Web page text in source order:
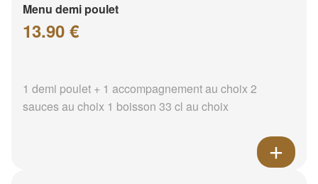
Menu demi poulet
13.90 €
1 demi poulet + 1 accompagnement au choix 2
sauces au choix 1 boisson 33 cl au choix